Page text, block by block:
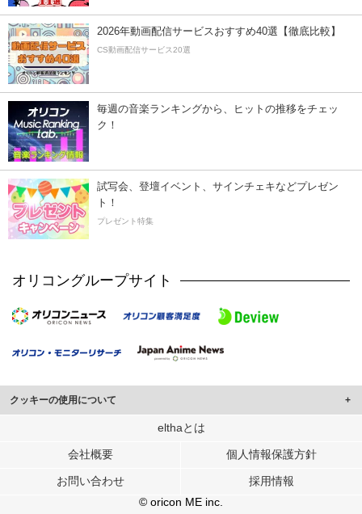
2026年動画配信サービスおすすめ40選【徹底比較】
CS動画配信サービス20選
毎週の音楽ランキングから、ヒットの推移をチェッ
ク！
試写会、登壇イベント、サインチェキなどプレゼン
ト！
プレゼント特集
オリコングループサイト
クッキーの使用について
このサイトでは Cookie を使用して、ユーザーに合わせたコンテンツや広告の
行っています。
メディアや広告配信、データ解析の各パートナーに提供しています。
各パートナーは、この情報とユーザーが各パートナーに提供した他の情報や、
ユーザーが各パートナーのサービスを使用したときに収集した他の情報を組み
elthaとは
会社概要 個人情報保護方針
お問い合わせ
採用情報
© oricon ME inc.